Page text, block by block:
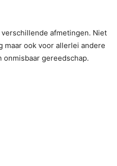
afmetingen. Niet
maar ook voor allerlei andere
onmisbaar gereedschap.